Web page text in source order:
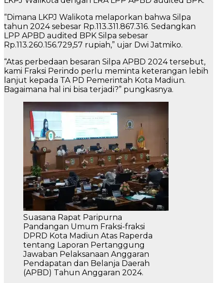
“Dimana LKPJ Walikota melaporkan bahwa Silpa
tahun 2024 sebesar Rp.113.311.867.316. Sedangkan
LPP APBD audited BPK Silpa sebesar
Rp.113.260.156.729,57 rupiah,” ujar Dwi Jatmiko.
“Atas perbedaan besaran Silpa APBD 2024 tersebut,
kami Fraksi Perindo perlu meminta keterangan lebih
lanjut kepada TA PD Pemerintah Kota Madiun.
Bagaimana hal ini bisa terjadi?” pungkasnya.
Suasana Rapat Paripurna
Pandangan Umum Fraksi-fraksi
DPRD Kota Madiun Atas Raperda
tentang Laporan Pertanggung
Jawaban Pelaksanaan Anggaran
Pendapatan dan Belanja Daerah
(APBD) Tahun Anggaran 2024.